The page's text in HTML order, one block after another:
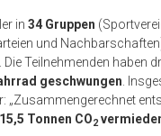
in 34 Gruppen
und
Die Teilnehmenden haben
geschwungen .
„Zusammengerechnet
15,5 Tonnen CO2